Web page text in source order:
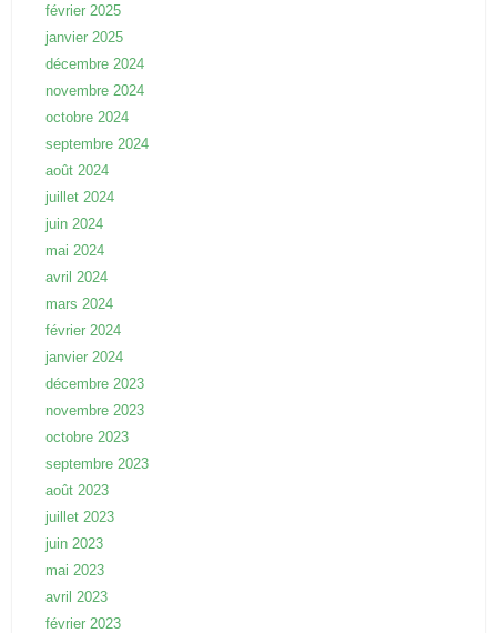
février 2025
janvier 2025
décembre 2024
novembre 2024
octobre 2024
septembre 2024
août 2024
juillet 2024
juin 2024
mai 2024
avril 2024
mars 2024
février 2024
janvier 2024
décembre 2023
novembre 2023
octobre 2023
septembre 2023
août 2023
juillet 2023
juin 2023
mai 2023
avril 2023
février 2023